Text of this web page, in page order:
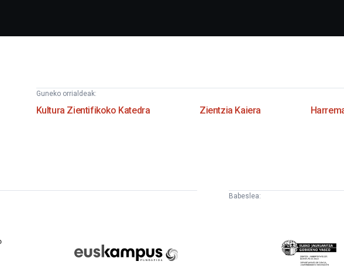
Guneko orrialdeak:
Kultura Zientifikoko Katedra Zientzia Kaiera
Babeslea:
-
Lehendakaritza